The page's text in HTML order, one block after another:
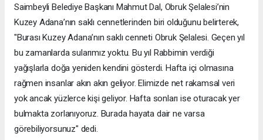
Saimbeyli Belediye Başkanı Mahmut Dal, Obruk Şelalesi’nin
Kuzey Adana’nın saklı cennetlerinden biri olduğunu belirterek,
"Burası Kuzey Adana’nın saklı cenneti Obruk Şelalesi. Geçen yıl
bu zamanlarda sularımız yoktu. Bu yıl Rabbimin verdiği
yağışlarla doğa yeniden kendini gösterdi. Hafta içi olmasına
rağmen insanlar akın akın geliyor. Elimizde net rakamsal veri
yok ancak yüzlerce kişi geliyor. Hafta sonları ise oturacak yer
bulmakta zorlanıyoruz. Burada hayata dair ne varsa
görebiliyorsunuz" dedi.